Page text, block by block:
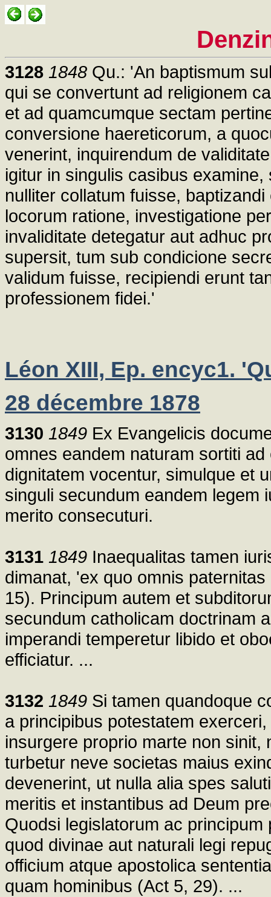
3128 1848 Qu.: 'An baptismum
qui se convertunt ad religionem
et ad quamcumque sectam
conversione haereticorum, a
venerint, inquirendum de
igitur in singulis casibus
nulliter collatum fuisse,
locorum ratione, investigatione
invaliditate detegatur aut adhuc
supersit, tum sub condicione
validum fuisse, recipiendi erunt
professionem fidei.'
Léon XIII, Ep. encyc1.
28 décembre 1878
3130 1849 Ex Evangelicis
omnes eandem naturam sortiti
dignitatem vocentur, simulque et
singuli secundum eandem legem
merito consecuturi.
3131 1849 Inaequalitas tamen
dimanat, 'ex quo omnis
15). Principum autem et
secundum catholicam doctrinam
imperandi temperetur libido et
efficiatur. ...
3132 1849 Si tamen quandoque
a principibus potestatem
insurgere proprio marte non
turbetur neve societas maius
devenerint, ut nulla alia spes
meritis et instantibus ad Deum
Quodsi legislatorum ac
quod divinae aut naturali legi
officium atque apostolica
quam hominibus (Act 5, 29). ...